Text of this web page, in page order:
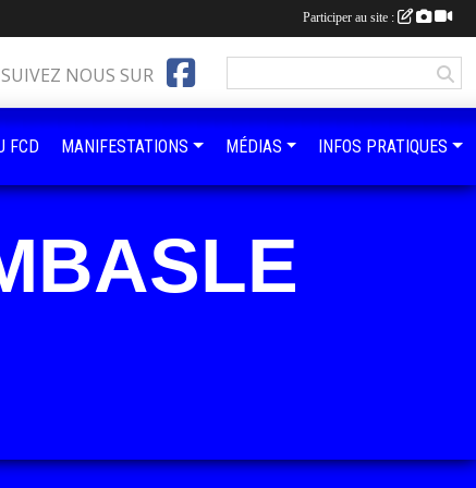
SUIVEZ NOUS SUR
FCD MANIFESTATIONS MÉDIAS INFOS PRATIQUES
Participer au site :